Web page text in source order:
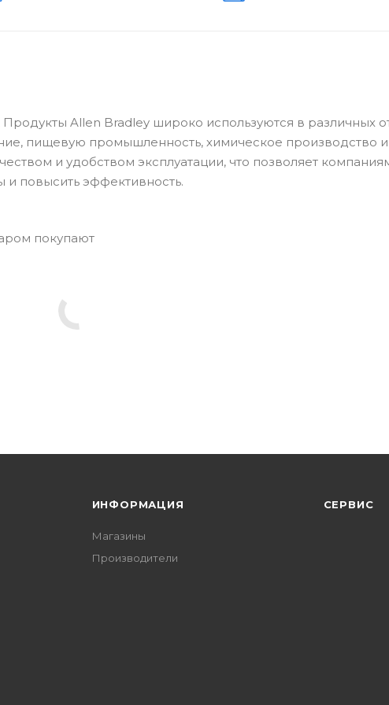
Продукты Allen Bradley широко используются в различных
пищевую промышленность, химическое производство
и удобством эксплуатации, что позволяет
повысить эффективность.
покупают
ИНФОРМАЦИЯ
Магазины
Производители
СЕРВИС